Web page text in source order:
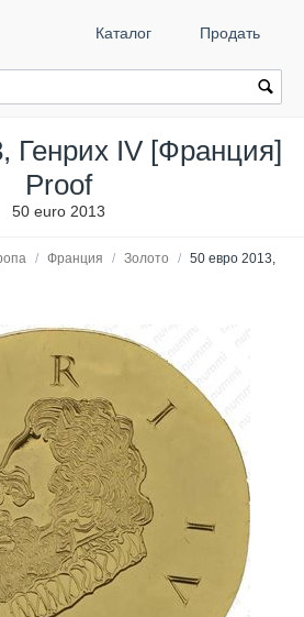
Каталог Продать
Генрих IV [Франция]
Proof
50 euro 2013
/ Франция / Золото / 50 евро 2013,